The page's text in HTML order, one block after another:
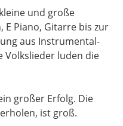
und große
E Piano, Gitarre bis zur
aus Instrumental-
Volkslieder luden die
großer Erfolg. Die
ist groß.